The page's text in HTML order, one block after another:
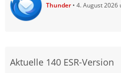
Thunder 4. August 2026
Aktuelle 140 ESR-Version